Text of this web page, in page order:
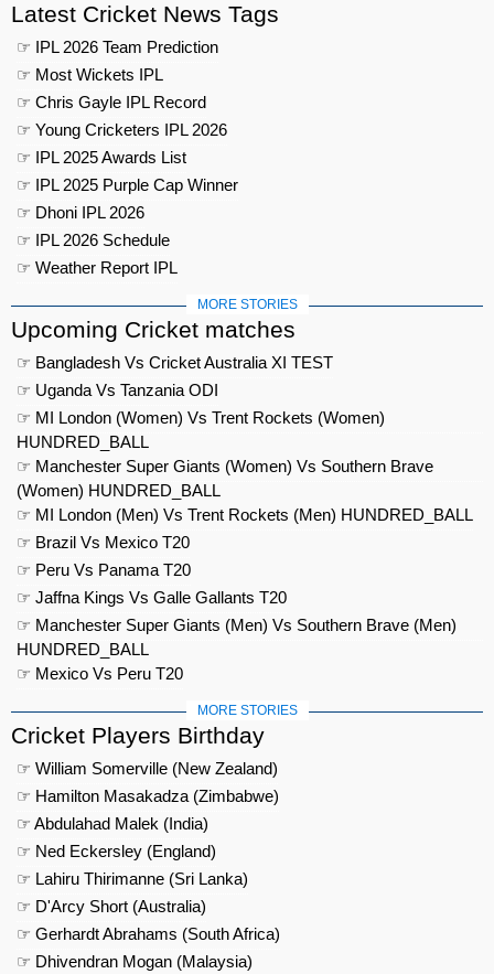
Latest Cricket News Tags
☞ IPL 2026 Team Prediction
☞ Most Wickets IPL
☞ Chris Gayle IPL Record
☞ Young Cricketers IPL 2026
☞ IPL 2025 Awards List
☞ IPL 2025 Purple Cap Winner
☞ Dhoni IPL 2026
☞ IPL 2026 Schedule
☞ Weather Report IPL
MORE STORIES
Upcoming Cricket matches
☞ Bangladesh Vs Cricket Australia XI TEST
☞ Uganda Vs Tanzania ODI
☞ MI London (Women) Vs Trent Rockets (Women)
HUNDRED_BALL
☞ Manchester Super Giants (Women) Vs Southern Brave
(Women) HUNDRED_BALL
☞ MI London (Men) Vs Trent Rockets (Men) HUNDRED_BALL
☞ Brazil Vs Mexico T20
☞ Peru Vs Panama T20
☞ Jaffna Kings Vs Galle Gallants T20
☞ Manchester Super Giants (Men) Vs Southern Brave (Men)
HUNDRED_BALL
☞ Mexico Vs Peru T20
MORE STORIES
Cricket Players Birthday
☞ William Somerville (New Zealand)
☞ Hamilton Masakadza (Zimbabwe)
☞ Abdulahad Malek (India)
☞ Ned Eckersley (England)
☞ Lahiru Thirimanne (Sri Lanka)
☞ D'Arcy Short (Australia)
☞ Gerhardt Abrahams (South Africa)
☞ Dhivendran Mogan (Malaysia)